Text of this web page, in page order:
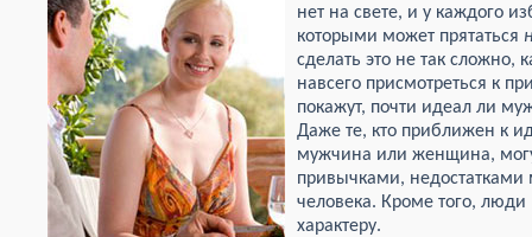
нет на свете, и у каждого
которыми может прятаться
сделать это не так сложно,
навсего присмотреться к
покажут, почти идеал ли
Даже те, кто приближен к
мужчина или женщина,
привычками, недостатками
человека. Кроме того, люди
характеру.